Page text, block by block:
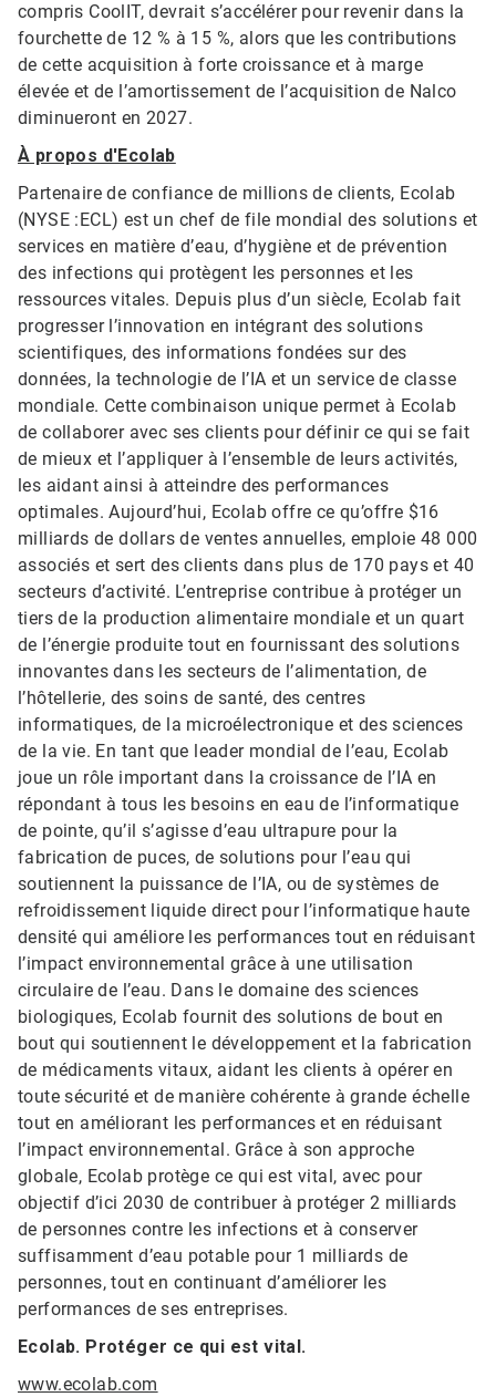
compris CoolIT, devrait s’accélérer pour revenir dans la
fourchette de 12 % à 15 %, alors que les contributions
de cette acquisition à forte croissance et à marge
élevée et de l’amortissement de l’acquisition de Nalco
diminueront en 2027.
À propos d'Ecolab
Partenaire de confiance de millions de clients, Ecolab
(NYSE :ECL) est un chef de file mondial des solutions et
services en matière d’eau, d’hygiène et de prévention
des infections qui protègent les personnes et les
ressources vitales. Depuis plus d’un siècle, Ecolab fait
progresser l’innovation en intégrant des solutions
scientifiques, des informations fondées sur des
données, la technologie de l’IA et un service de classe
mondiale. Cette combinaison unique permet à Ecolab
de collaborer avec ses clients pour définir ce qui se fait
de mieux et l’appliquer à l’ensemble de leurs activités,
les aidant ainsi à atteindre des performances
optimales. Aujourd’hui, Ecolab offre ce qu’offre $16
milliards de dollars de ventes annuelles, emploie 48 000
associés et sert des clients dans plus de 170 pays et 40
secteurs d’activité. L’entreprise contribue à protéger un
tiers de la production alimentaire mondiale et un quart
de l’énergie produite tout en fournissant des solutions
innovantes dans les secteurs de l’alimentation, de
l’hôtellerie, des soins de santé, des centres
informatiques, de la microélectronique et des sciences
de la vie. En tant que leader mondial de l’eau, Ecolab
joue un rôle important dans la croissance de l’IA en
répondant à tous les besoins en eau de l’informatique
de pointe, qu’il s’agisse d’eau ultrapure pour la
fabrication de puces, de solutions pour l’eau qui
soutiennent la puissance de l’IA, ou de systèmes de
refroidissement liquide direct pour l’informatique haute
densité qui améliore les performances tout en réduisant
l’impact environnemental grâce à une utilisation
circulaire de l’eau. Dans le domaine des sciences
biologiques, Ecolab fournit des solutions de bout en
bout qui soutiennent le développement et la fabrication
de médicaments vitaux, aidant les clients à opérer en
toute sécurité et de manière cohérente à grande échelle
tout en améliorant les performances et en réduisant
l’impact environnemental. Grâce à son approche
globale, Ecolab protège ce qui est vital, avec pour
objectif d’ici 2030 de contribuer à protéger 2 milliards
de personnes contre les infections et à conserver
suffisamment d’eau potable pour 1 milliards de
personnes, tout en continuant d’améliorer les
performances de ses entreprises.
Ecolab. Protéger ce qui est vital.
www.ecolab.com